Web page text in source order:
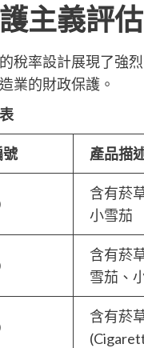
主義評估
稅率設計展現了強
業的財政保護。
號 產品描
含有菸
小雪茄
含有菸
雪茄、
含有菸